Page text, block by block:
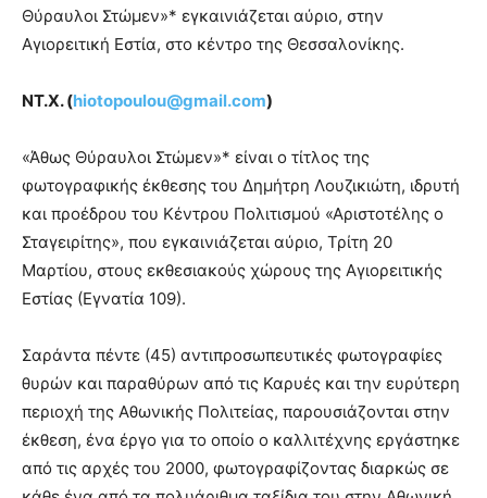
Θύραυλοι Στώμεν»* εγκαινιάζεται αύριο, στην
Αγιορειτική Εστία, στο κέντρο της Θεσσαλονίκης.
ΝΤ.Χ. (hiotopoulou@gmail.com)
«Άθως Θύραυλοι Στώμεν»* είναι ο τίτλος της
φωτογραφικής έκθεσης του Δημήτρη Λουζικιώτη, ιδρυτή
και προέδρου του Κέντρου Πολιτισμού «Αριστοτέλης ο
Σταγειρίτης», που εγκαινιάζεται αύριο, Τρίτη 20
Μαρτίου, στους εκθεσιακούς χώρους της Αγιορειτικής
Εστίας (Εγνατία 109).
Σαράντα πέντε (45) αντιπροσωπευτικές φωτογραφίες
θυρών και παραθύρων από τις Καρυές και την ευρύτερη
περιοχή της Αθωνικής Πολιτείας, παρουσιάζονται στην
έκθεση, ένα έργο για το οποίο ο καλλιτέχνης εργάστηκε
από τις αρχές του 2000, φωτογραφίζοντας διαρκώς σε